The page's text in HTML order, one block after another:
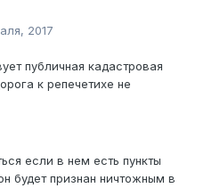
2017
публичная кадастровая
к репечетихе не
если в нем есть пункты
будет признан ничтожным в